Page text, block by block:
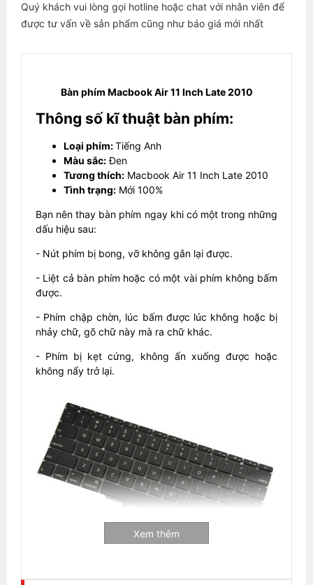
Quý khách vui lòng gọi hotline hoặc chat với nhân viên để
được tư vấn về sản phẩm cũng như báo giá mới nhất
Bàn phím Macbook Air 11 Inch Late 2010
Thông số kĩ thuật bàn phím:
Loại phím:Tiếng Anh
Màu sắc:Đen
Tương thích: Macbook Air 11 Inch Late 2010
Tình trạng: Mới 100%
Bạn nên thay bàn phím ngay khi có một trong những
dấu hiệu sau:
- Nút phím bị bong, vỡ không gắn lại được.
- Liệt cả bàn phím hoặc có một vài phím không bấm
được.
- Phím chập chờn, lúc bấm được lúc không hoặc bị
nhảy chữ, gõ chữ này mà ra chữ khác.
- Phím bị kẹt cứng, không ấn xuống được hoặc
không nẩy trở lại.
Xem thêm